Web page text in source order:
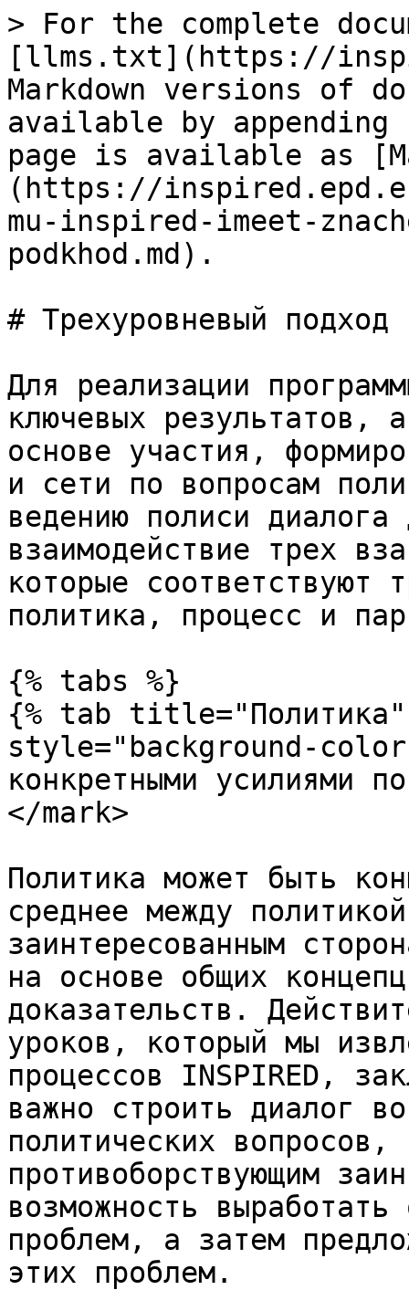
> For the complete
[llms.txt](https://
Markdown versions of
available by
page is available as
(https://
mu-inspired-imeet-
podkhod.md).
# Трехуровневый подход
Для реализации
ключевых результатов,
основе участия,
и сети по вопросам
ведению полиси диалога
взаимодействие трех
которые соответствуют
политика, процесс и
{% tabs %}
{% tab title="Политика"
style="background-
конкретными усилиями
</mark>
Политика может быть
среднее между
заинтересованным
на основе общих
доказательств.
уроков, который мы
процессов INSPIRED,
важно строить диалог
политических
противоборствующим
возможность
проблем, а затем
этих проблем.